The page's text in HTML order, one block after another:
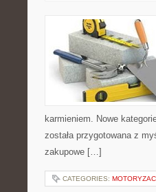
karmieniem. Nowe
została przygotowana z
zakupowe […]
CATEGORIES: